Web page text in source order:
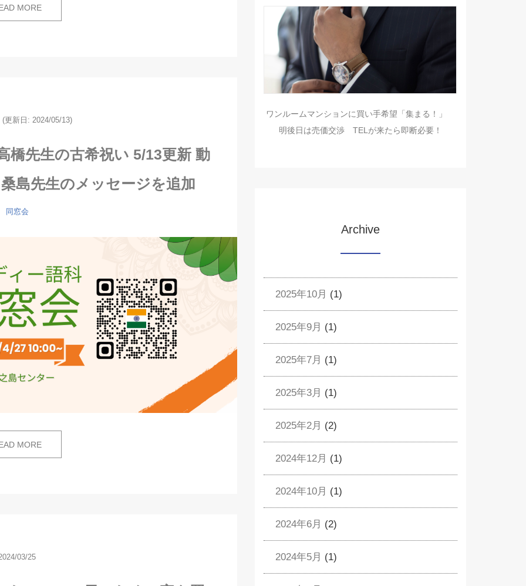
MORE
(更新日: 2024/05/13)
橋先生の古希祝い 5/13更新 動
島先生のメッセージを追加
同窓会
MORE
03/25
ワンルームマンションに買い手希望「集まる！」
明後日は売価交渉 TELが来たら即断必要！
Archive
2025年10月 (1)
2025年9月 (1)
2025年7月 (1)
2025年3月 (1)
2025年2月 (2)
2024年12月 (1)
2024年10月 (1)
2024年6月 (2)
2024年5月 (1)